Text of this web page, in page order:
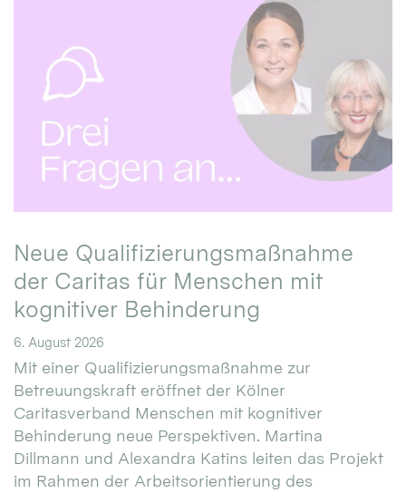
Neue Qualifizierungsmaßnahme
der Caritas für Menschen mit
kognitiver Behinderung
6. August 2026
Mit einer Qualifizierungsmaßnahme zur
Betreuungskraft eröffnet der Kölner
Caritasverband Menschen mit kognitiver
Behinderung neue Perspektiven. Martina
Dillmann und Alexandra Katins leiten das Projekt
im Rahmen der Arbeitsorientierung des